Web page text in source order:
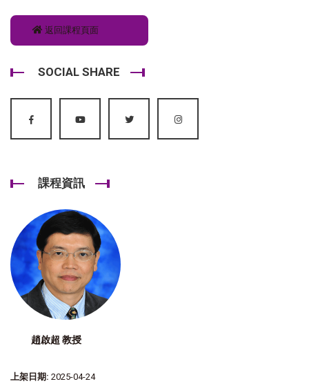
返回課程頁面
SOCIAL SHARE
課程資訊
趙啟超 教授
上架日期: 2025-04-24